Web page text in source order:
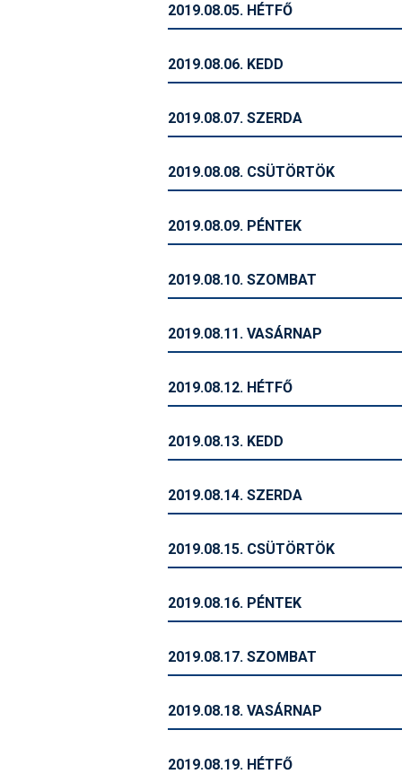
2019.08.05. HÉTFŐ
2019.08.06. KEDD
2019.08.07. SZERDA
2019.08.08. CSÜTÖRTÖK
2019.08.09. PÉNTEK
2019.08.10. SZOMBAT
2019.08.11. VASÁRNAP
2019.08.12. HÉTFŐ
2019.08.13. KEDD
2019.08.14. SZERDA
2019.08.15. CSÜTÖRTÖK
2019.08.16. PÉNTEK
2019.08.17. SZOMBAT
2019.08.18. VASÁRNAP
2019.08.19. HÉTFŐ